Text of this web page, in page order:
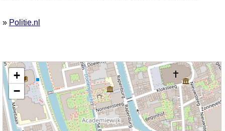
» Politie.nl
Kaart nieuws Leiden. Locatie nieuws: 52.15498 / 4.48512
+
−